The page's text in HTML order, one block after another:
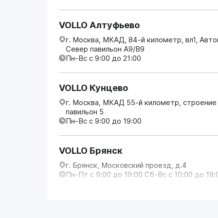
VOLLO Алтуфьево
г. Москва, МКАД, 84-й километр, вл1,
Север павильон А9/В9
Пн-Вс с 9:00 до 21:00
VOLLO Кунцево
г. Москва, МКАД 55-й километр, строение
павильон 5
Пн-Вс с 9:00 до 19:00
VOLLO Брянск
г. Брянск, Московский проезд, д.4
Пн-Пт с 9:00 до 19:00 Сб-Вс с 10:00 до